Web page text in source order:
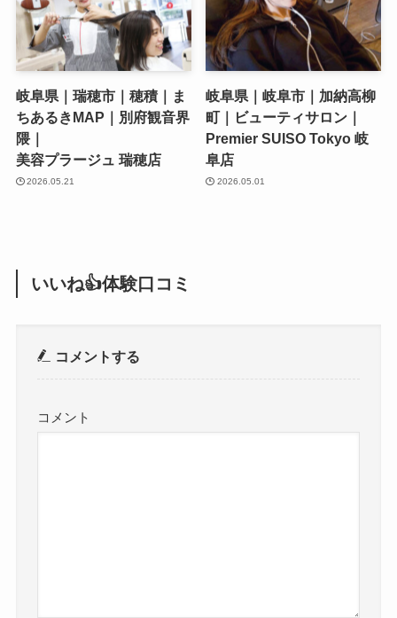
岐阜県｜瑞穂市｜穂積｜ま
ちあるきMAP｜別府観音界
隈｜
美容プラージュ 瑞穂店
2026.05.21
岐阜県｜岐阜市｜加納高柳
町｜ビューティサロン｜
Premier SUISO Tokyo 岐
阜店
2026.05.01
いいね👍体験口コミ
コメントする
コメント